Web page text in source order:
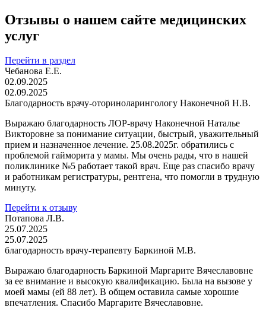
Отзывы о нашем сайте медицинских
услуг
Перейти в раздел
Чебанова Е.Е.
02.09.2025
02.09.2025
Благодарность врачу-оториноларингологу Наконечной Н.В.
Выражаю благодарность ЛОР-врачу Наконечной Наталье
Викторовне за понимание ситуации, быстрый, уважительный
прием и назначенное лечение. 25.08.2025г. обратились с
проблемой гайморита у мамы. Мы очень рады, что в нашей
поликлинике №5 работает такой врач. Еще раз спасибо врачу
и работникам регистратуры, рентгена, что помогли в трудную
минуту.
Перейти к отзыву
Потапова Л.В.
25.07.2025
25.07.2025
благодарность врачу-терапевту Баркиной М.В.
Выражаю благодарность Баркиной Маргарите Вячеславовне
за ее внимание и высокую квалификацию. Была на вызове у
моей мамы (ей 88 лет). В общем оставила самые хорошие
впечатления. Спасибо Маргарите Вячеславовне.